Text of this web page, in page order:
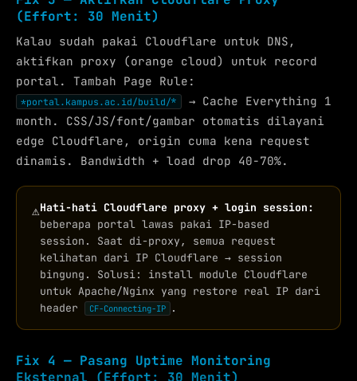
(Effort: 30 Menit)
Kalau sudah pakai Cloudflare untuk DNS,
aktifkan proxy (orange cloud) untuk record
portal. Tambah Page Rule:
*portal.kampus.ac.id/build/*
→ Cache Everything 1
month. CSS/JS/font/gambar otomatis dilayani
edge Cloudflare, origin cuma kena request
dinamis. Bandwidth + load drop 40-70%.
⚠Hati-hati Cloudflare proxy + login session:
beberapa portal lawas pakai IP-based
session. Saat di-proxy, semua request
kelihatan dari IP Cloudflare → session
bingung. Solusi: install module Cloudflare
untuk Apache/Nginx yang restore real IP dari
header
CF-Connecting-IP .
Fix 4 — Pasang Uptime Monitoring